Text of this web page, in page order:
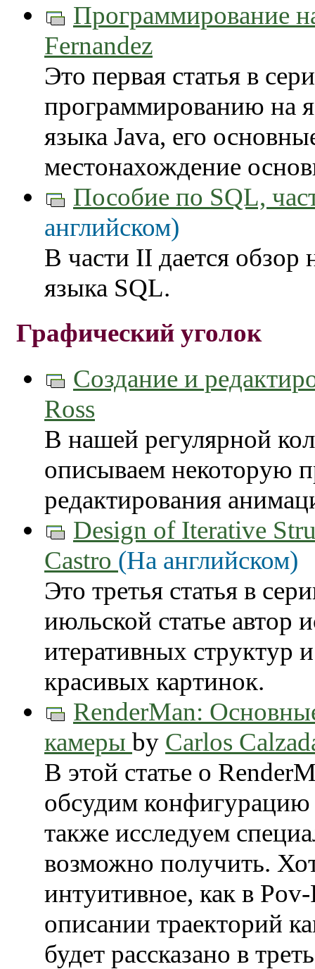
Программирование
Fernandez
Это первая статья в
программированию на
языка Java, его
местонахождение
Пособие по SQL,
английском)
В части II дается
языка SQL.
Графический уголок
Создание и
Ross
В нашей регулярной
описываем некоторую
редактирования
Design of Iterative
Castro (На английском)
Это третья статья в
июльской статье автор
итеративных структур
красивых картинок.
RenderMan:
камеры by Carlos
В этой статье о
обсудим
также исследуем
возможно получить.
интуитивное, как в
описании траекторий
будет рассказано в